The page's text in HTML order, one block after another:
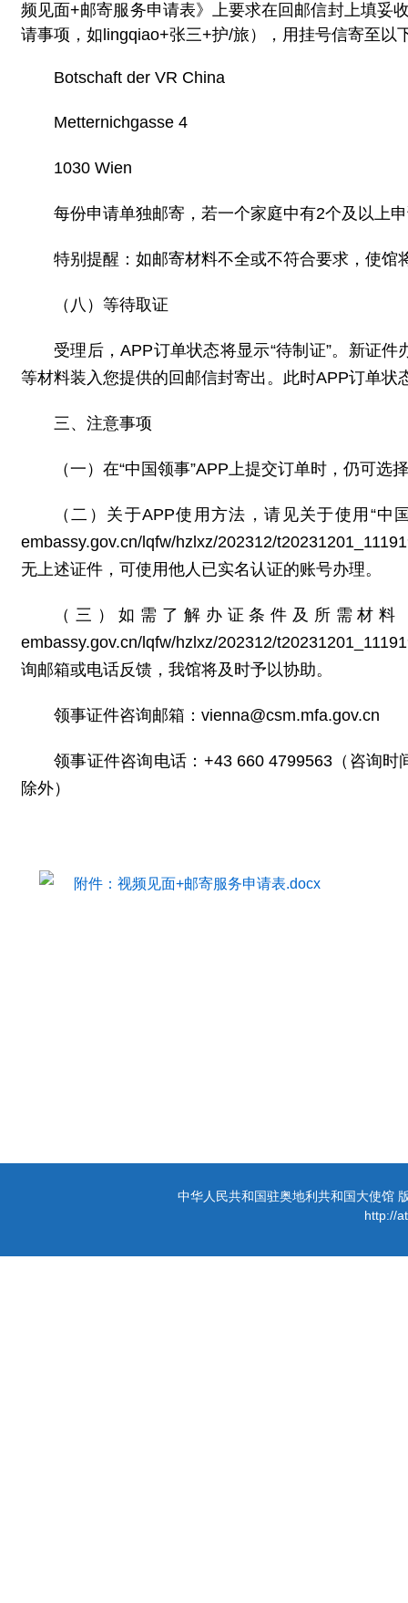
频见面+邮寄服务申请表》上要求在回邮信封上填妥
请事项，如lingqiao+张三+护/旅），用挂号信寄至以
Botschaft der VR China
Metternichgasse 4
1030 Wien
每份申请单独邮寄，若一个家庭中有2个及以上
特别提醒：如邮寄材料不全或不符合要求，使
（八）等待取证
受理后，APP订单状态将显示“待制证”。新证
等材料装入您提供的回邮信封寄出。此时APP订单状
三、注意事项
（一）在“中国领事”APP上提交订单时，仍可
（二）关于APP使用方法，请见关于使用“中
embassy.gov.cn/lqfw/hzlxz/202312/
无上述证件，可使用他人已实名认证的账号办理。
（三）如需了解办证条件及所需材料
embassy.gov.cn/lqfw/hzlxz/202312/
询邮箱或电话反馈，我馆将及时予以协助。
领事证件咨询邮箱：vienna@csm.mfa.gov.cn
领事证件咨询电话：+43 660 4799563（咨询
除外）
附件：视频见面+邮寄服务申请表.docx
中华人民共和国驻奥地利共和国大使馆
http://